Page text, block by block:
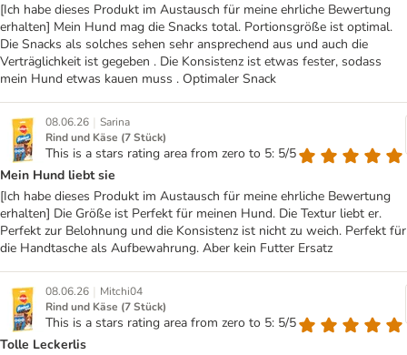
[Ich habe dieses Produkt im Austausch für meine ehrliche Bewertung
erhalten] Mein Hund mag die Snacks total. Portionsgröße ist optimal.
Die Snacks als solches sehen sehr ansprechend aus und auch die
Verträglichkeit ist gegeben . Die Konsistenz ist etwas fester, sodass
mein Hund etwas kauen muss . Optimaler Snack
08.06.26 | Sarina
Rind und Käse (7 Stück)
This is a stars rating area from zero to 5: 5/5
Mein Hund liebt sie
[Ich habe dieses Produkt im Austausch für meine ehrliche Bewertung
erhalten] Die Größe ist Perfekt für meinen Hund. Die Textur liebt er.
Perfekt zur Belohnung und die Konsistenz ist nicht zu weich. Perfekt für
die Handtasche als Aufbewahrung. Aber kein Futter Ersatz
08.06.26 | Mitchi04
Rind und Käse (7 Stück)
This is a stars rating area from zero to 5: 5/5
Tolle Leckerlis